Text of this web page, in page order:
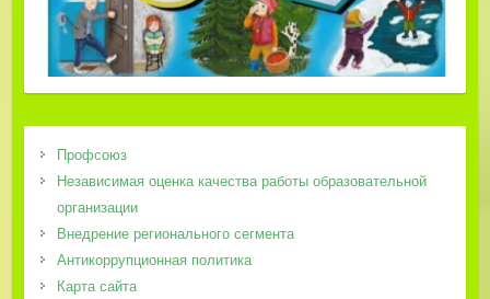
Профсоюз
Независимая оценка качества работы образовательной
организации
Внедрение регионального сегмента
Антикоррупционная политика
Карта сайта